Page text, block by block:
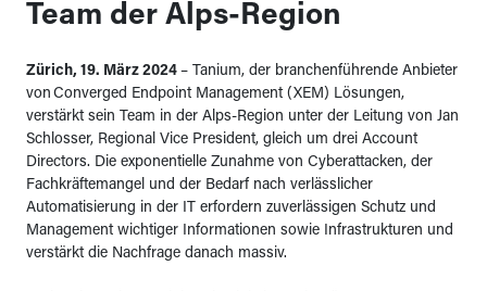
Team der Alps-Region
Zürich, 19. März 2024 – Tanium, der branchenführende Anbieter
von Converged Endpoint Management (XEM) Lösungen,
verstärkt sein Team in der Alps-Region unter der Leitung von Jan
Schlosser, Regional Vice President, gleich um drei Account
Directors. Die exponentielle Zunahme von Cyberattacken, der
Fachkräftemangel und der Bedarf nach verlässlicher
Automatisierung in der IT erfordern zuverlässigen Schutz und
Management wichtiger Informationen sowie Infrastrukturen und
verstärkt die Nachfrage danach massiv.